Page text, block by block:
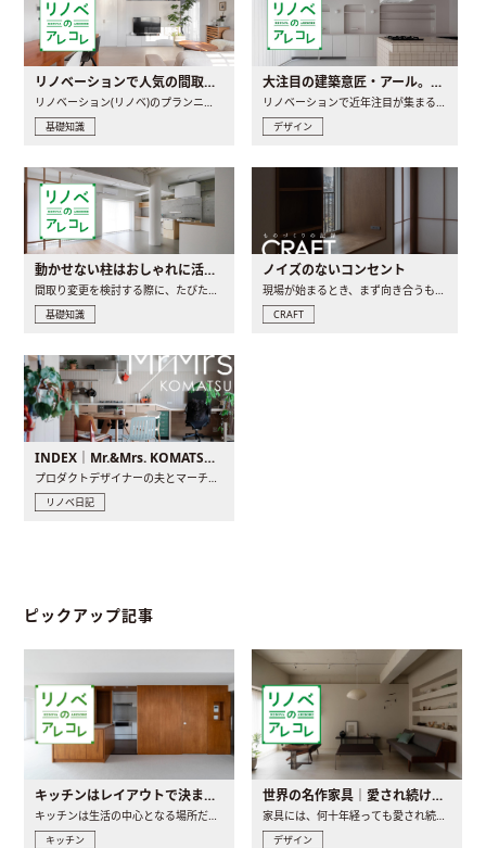
リノベーションで人気の間取りとは？トレンドの間取りと実例を徹底解説
リノベーション(リノベ)のプランニングで一番最初に決めるのは..
基礎知識
大注目の建築意匠・アール。人気の理由と空間に取り入れるポイント
リノベーションで近年注目が集まる建築意匠の一つであるアール..
デザイン
動かせない柱はおしゃれに活用！柱を魅せるリノベーション(リノベ)4選
間取り変更を検討する際に、たびたび皆さんの頭を悩ませる動か..
基礎知識
ノイズのないコンセント
現場が始まるとき、まず向き合うものの一つがコンセントです..
CRAFT
INDEX｜Mr.&Mrs. KOMATSU renovation diary
プロダクトデザイナーの夫とマーチャンダイザーの妻が、夫婦で..
リノベ日記
ピックアップ記事
キッチンはレイアウトで決まる。後悔しないための考え方と選び方
キッチン
世界の名作家具｜愛され続ける理由と一生モノとの出会い方
デザイン